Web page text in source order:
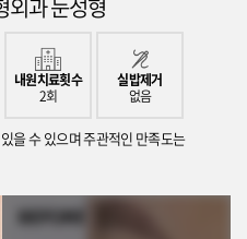
외과 눈성형
내원치료횟수
2회
실밥제거
없음
을 수 있으며 주관적인 만족도는